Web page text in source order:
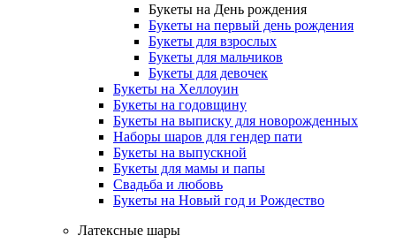
Букеты на День рождения
Букеты на первый день рождения
Букеты для взрослых
Букеты для мальчиков
Букеты для девочек
Букеты на Хеллоуин
Букеты на годовщину
Букеты на выписку для новорожденных
Наборы шаров для гендер пати
Букеты на выпускной
Букеты для мамы и папы
Свадьба и любовь
Букеты на Новый год и Рождество
Латексные шары